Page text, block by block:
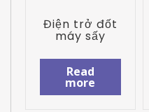
Điện trở đốt
máy sấy
Read
more